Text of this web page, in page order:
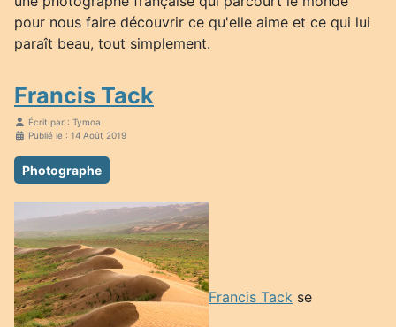
pour nous faire découvrir ce qu'elle aime et ce qui lui
paraît beau, tout simplement.
Francis Tack
Écrit par : Tymoa
Publié le : 14 Août 2019
Photographe
Francis Tack se